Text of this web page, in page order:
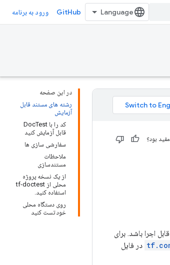
GitHub ورود به برنامه
در این صفحه
رشته های مستند قابل
آزمایش
کد را با DocTest
قابل آزمایش کنید
سفارشی سازی ها
ملاحظات
مستندسازی
از یک نسخه پروژه
محلی از tf-doctest
استفاده کنید.
روی دستگاه محلی
خود تست کنید
بود؟
اجرا باشد. برای
در فایل